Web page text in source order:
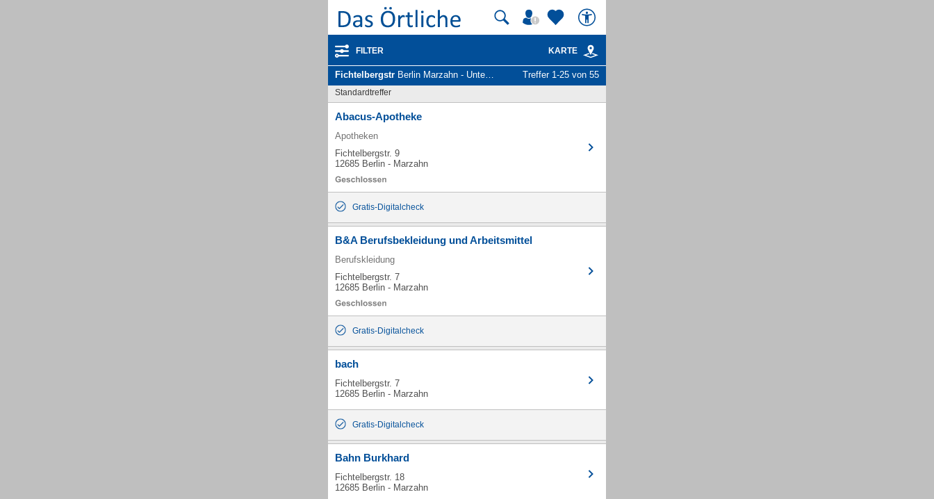
FILTER KARTE
Fichtelbergstr Berlin Marzahn - Unternehmen und Personen Treffer 1-25 von 55
Standardtreffer
Abacus-Apotheke
Apotheken
Fichtelbergstr. 9
12685 Berlin - Marzahn
Gratis-Digitalcheck
B&A Berufsbekleidung und Arbeitsmittel
Berufskleidung
Fichtelbergstr. 7
12685 Berlin - Marzahn
Gratis-Digitalcheck
bach
Fichtelbergstr. 7
12685 Berlin - Marzahn
Gratis-Digitalcheck
Bahn Burkhard
Fichtelbergstr. 18
12685 Berlin - Marzahn